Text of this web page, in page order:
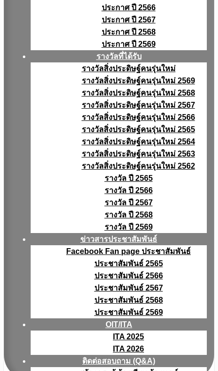
ประกาศ ปี 2566
ประกาศ ปี 2567
ประกาศ ปี 2568
ประกาศ ปี 2569
รางวัลที่ได้รับ
รางวัลสิ่งประดิษฐ์คนรุ่นใหม่
รางวัลสิ่งประดิษฐ์คนรุ่นใหม่ 2569
รางวัลสิ่งประดิษฐ์คนรุ่นใหม่ 2568
รางวัลสิ่งประดิษฐ์คนรุ่นใหม่ 2567
รางวัลสิ่งประดิษฐ์คนรุ่นใหม่ 2566
รางวัลสิ่งประดิษฐ์คนรุ่นใหม่ 2565
รางวัลสิ่งประดิษฐ์คนรุ่นใหม่ 2564
รางวัลสิ่งประดิษฐ์คนรุ่นใหม่ 2563
รางวัลสิ่งประดิษฐ์คนรุ่นใหม่ 2562
รางวัล ปี 2565
รางวัล ปี 2566
รางวัล ปี 2567
รางวัล ปี 2568
รางวัล ปี 2569
ข่าวสารประชาสัมพันธ์
Facebook Fan page ประชาสัมพันธ์
ประชาสัมพันธ์ 2565
ประชาสัมพันธ์ 2566
ประชาสัมพันธ์ 2567
ประชาสัมพันธ์ 2568
ประชาสัมพันธ์ 2569
OIT/ITA
ITA 2025
ITA 2026
ติดต่อสอบถาม (Q&A)